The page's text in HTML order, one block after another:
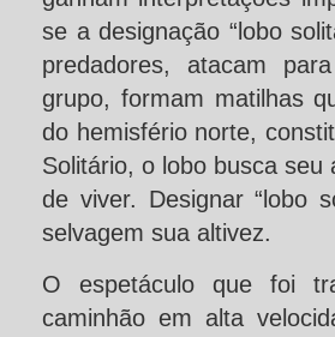
se a designação “lobo
predadores, atacam
grupo, formam matilhas
do hemisfério norte,
Solitário, o lobo busca
de viver. Designar “lobo
selvagem sua altivez.
O espetáculo que foi
caminhão em alta